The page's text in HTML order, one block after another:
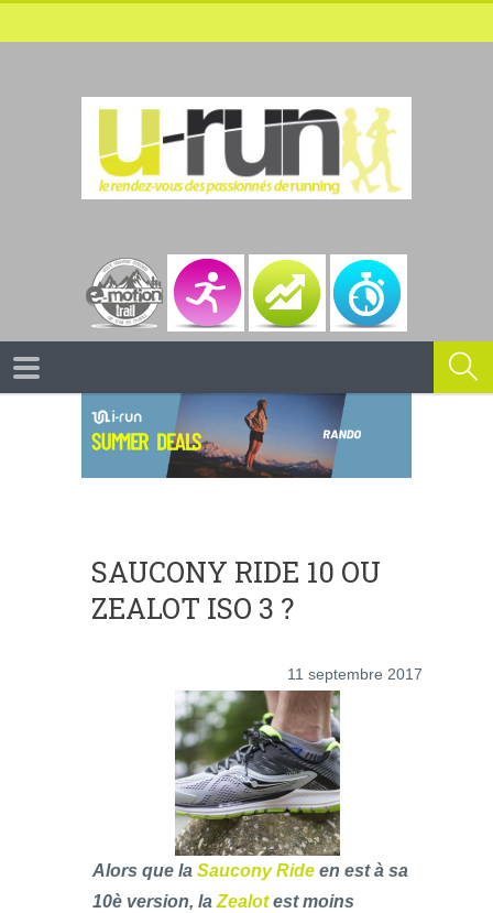
SAUCONY RIDE 10 OU
ZEALOT ISO 3 ?
11 septembre 2017
Alors que la Saucony Ride en est à sa
10è version, la Zealotest moins